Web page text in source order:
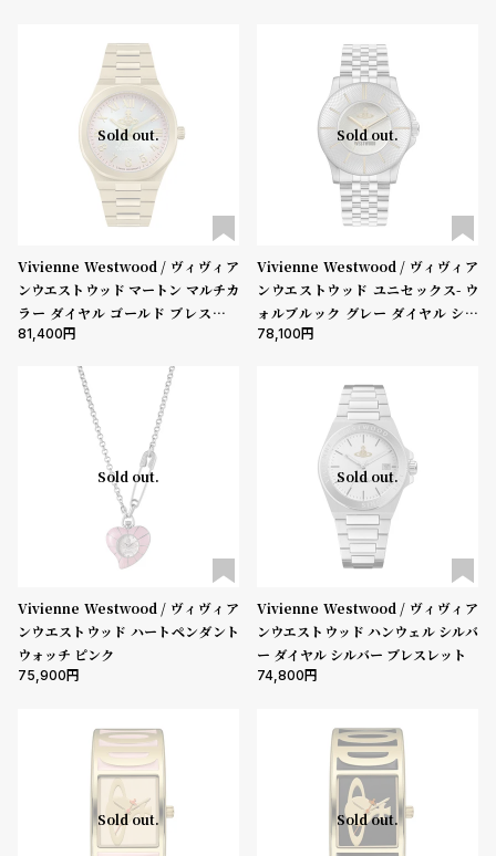
Sold out.
Vivienne Westwood / ヴィヴィア
ンウエストウッド マートン マルチカ
ラー ダイヤル ゴールド ブレスレッ
ト
81,400
Sold out.
Vivienne Westwood / ヴィヴィア
ンウエストウッド ユニセックス- ウ
ォルブルック グレー ダイヤル シル
バー ブレスレット
78,100
Sold out.
Vivienne Westwood / ヴィヴィア
ンウエストウッド ハートペンダント
ウォッチ ピンク
75,900
Sold out.
Vivienne Westwood / ヴィヴィア
ンウエストウッド ハンウェル シルバ
ー ダイヤル シルバー ブレスレット
74,800
Sold out. Sold out.